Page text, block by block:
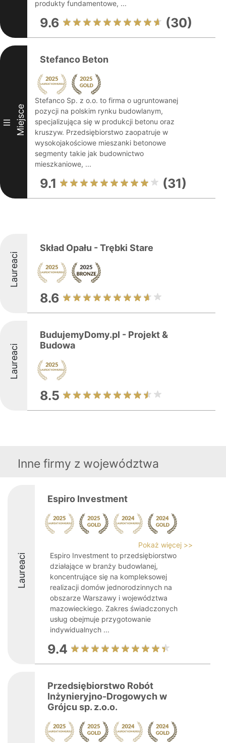
produkty fundamentowe, ...
9.6 (30)
III Miejsce
Stefanco Beton
Stefanco Sp. z o.o. to firma o ugruntowanej
pozycji na polskim rynku budowlanym,
specjalizująca się w produkcji betonu oraz
kruszyw. Przedsiębiorstwo zaopatruje w
wysokojakościowe mieszanki betonowe
segmenty takie jak budownictwo
mieszkaniowe, ...
9.1 (31)
Laureaci
Skład Opału - Trębki Stare
8.6
Laureaci
BudujemyDomy.pl - Projekt &
Budowa
8.5
Inne firmy z województwa
Laureaci
Espiro Investment
Pokaż więcej >>
Espiro Investment to przedsiębiorstwo
działające w branży budowlanej,
koncentrujące się na kompleksowej
realizacji domów jednorodzinnych na
obszarze Warszawy i województwa
mazowieckiego. Zakres świadczonych
usług obejmuje przygotowanie
indywidualnych ...
9.4
Przedsiębiorstwo Robót
Inżynieryjno-Drogowych w
Grójcu sp. z.o.o.